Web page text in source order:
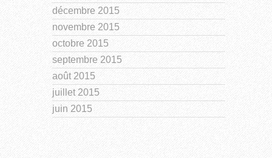
décembre 2015
novembre 2015
octobre 2015
septembre 2015
août 2015
juillet 2015
juin 2015